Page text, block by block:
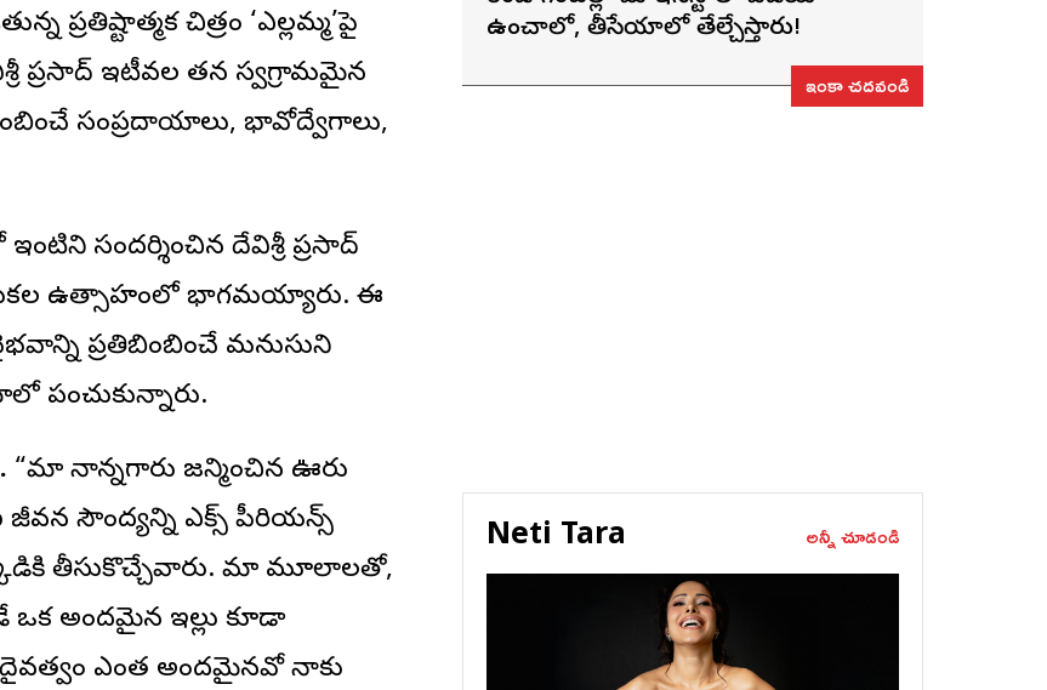
ప్రతిష్టాత్మక చిత్రం ‘ఎల్లమ్మ’పై
ప్రసాద్ ఇటీవల తన స్వగ్రామమైన
సంప్రదాయాలు, భావోద్వేగాలు,
సందర్శించిన దేవిశ్రీ ప్రసాద్
ఉత్సాహంలో భాగమయ్యారు. ఈ
ప్రతిబింబించే మనుసుని
“మా నాన్నగారు జన్మించిన ఊరు
జీవన సౌందర్యాన్ని ఎక్స్ పీరియన్స్
తీసుకొచ్చేవారు. మా మూలాలతో,
అందమైన ఇల్లు కూడా
దైవత్వం ఎంత అందమైనవో నాకు
ఉంచాలో, తీసేయాలో తేల్చేస్తారు!
ఇంకా చదవండి
Neti Tara అన్నీ చూడండి